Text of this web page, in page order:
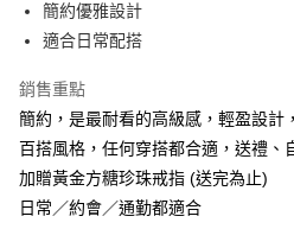
離島宅配-常溫商品
免運費
簡約優雅設計
適合日常配搭
銷售重點
簡約，是最耐看的高級感，輕盈設計
百搭風格，任何穿搭都合適，送禮、
加贈黃金方糖珍珠戒指 (送完為止)
日常／約會／通勤都適合